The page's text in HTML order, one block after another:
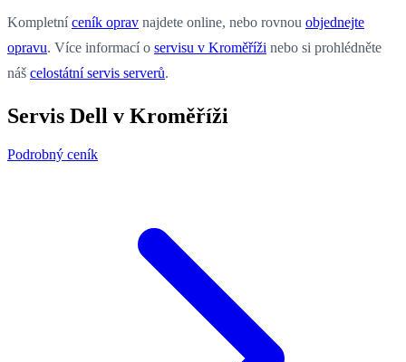
Kompletníceník oprav najdete online, nebo rovnou objednejte
opravu. Více informací o servisu v Kroměříži nebo si prohlédněte
náš celostátní servis serverů.
Servis Dell v Kroměříži
Podrobný ceník